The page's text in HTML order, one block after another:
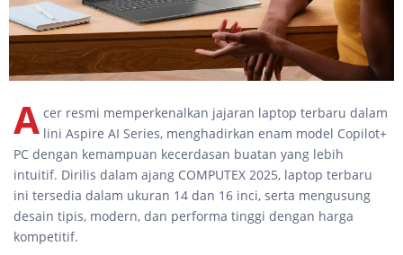
A cer resmi memperkenalkan jajaran laptop terbaru dalam
lini Aspire AI Series, menghadirkan enam model Copilot+
PC dengan kemampuan kecerdasan buatan yang lebih
intuitif. Dirilis dalam ajang COMPUTEX 2025, laptop terbaru
ini tersedia dalam ukuran 14 dan 16 inci, serta mengusung
desain tipis, modern, dan performa tinggi dengan harga
kompetitif.